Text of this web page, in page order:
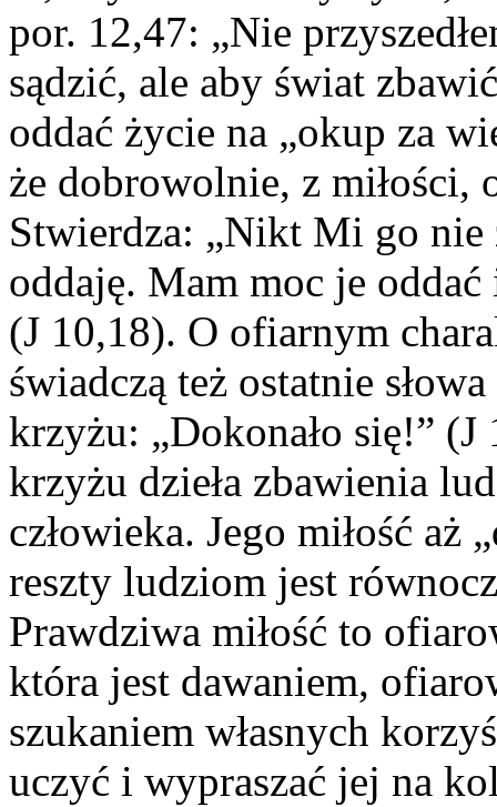
por. 12,47: „Nie
sądzić, ale aby świat
oddać życie na „okup za
że dobrowolnie, z miłości,
Stwierdza: „Nikt Mi go nie
oddaję. Mam moc je
(J 10,18). O ofiarnym
świadczą też ostatnie
krzyżu: „Dokonało się!”
krzyżu dzieła zbawienia
człowieka. Jego miłość aż
reszty ludziom jest
Prawdziwa miłość to
która jest dawaniem,
szukaniem własnych
uczyć i wypraszać jej na